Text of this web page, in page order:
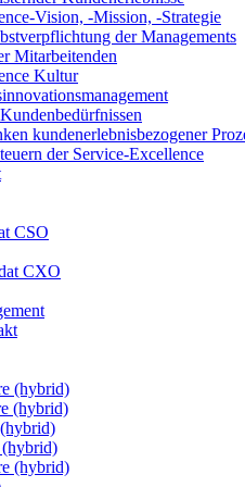
Vision, -Mission, -Strategie
der Managements
Mitarbeitenden
Kultur
kundenerlebnisbezogener
der Service-Excellence
CSO
CXO
(hybrid)
(hybrid)
(hybrid)